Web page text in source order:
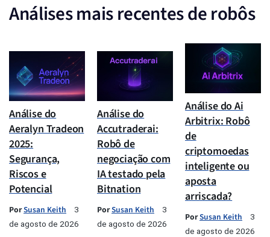
Análises mais recentes de robôs
Análise do
Aeralyn Tradeon
2025:
Segurança,
Riscos e
Potencial
PorSusan Keith
3
de agosto de 2026
Análise do
Accutraderai:
Robô de
negociação com
IA testado pela
Bitnation
PorSusan Keith
3
de agosto de 2026
Análise do Ai
Arbitrix: Robô
de
criptomoedas
inteligente ou
aposta
arriscada?
PorSusan Keith
3
de agosto de 2026